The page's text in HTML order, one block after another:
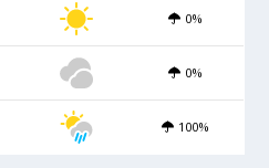
0%
0%
100%